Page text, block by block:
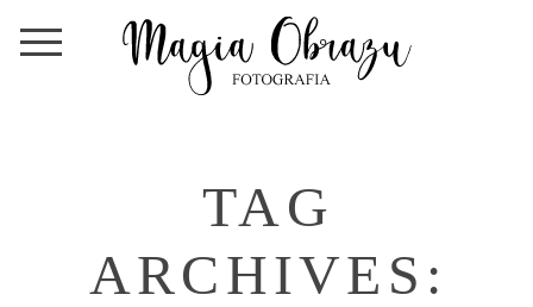
TAG
ARCHIVES: